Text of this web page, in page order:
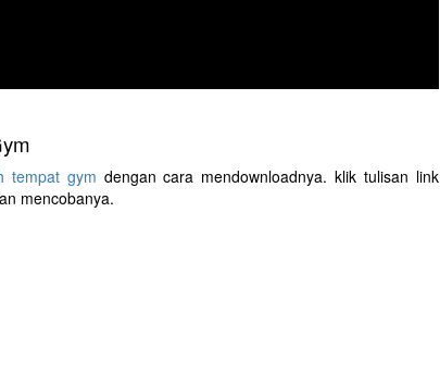
tempat gym dengan cara mendownloadnya. klik tulisan link
mencobanya.